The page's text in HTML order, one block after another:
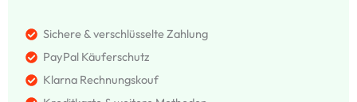
Sichere & verschlüsselte Zahlung
PayPal Käuferschutz
Klarna Rechnungskouf